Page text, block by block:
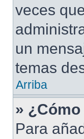
veces
un
temas
Arriba
»
Para